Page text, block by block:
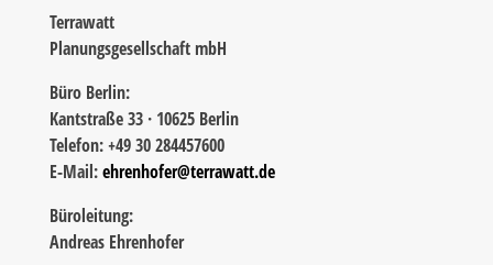
Terrawatt
Planungsgesellschaft mbH
Büro Berlin:
Kantstraße 33 · 10625 Berlin
Telefon: +49 30 284457600
E-Mail:ehrenhofer@terrawatt.de
Büroleitung:
Andreas Ehrenhofer